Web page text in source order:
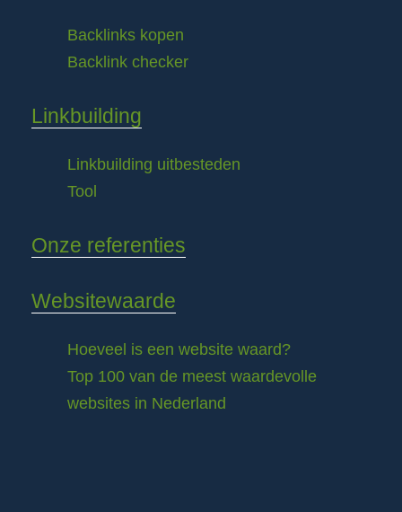
Backlinks kopen
Backlink checker
Linkbuilding
Linkbuilding uitbesteden
Tool
Onze referenties
Websitewaarde
Hoeveel is een website waard?
Top 100 van de meest waardevolle
websites in Nederland